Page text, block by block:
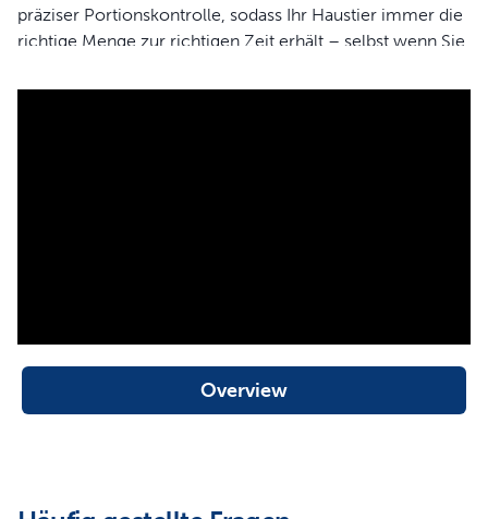
präziser Portionskontrolle, sodass Ihr Haustier immer die
richtige Menge zur richtigen Zeit erhält – selbst wenn Sie
Batteriebetrieb, sodass Ihr Haustier auch bei
Stromausfällen zuverlässig gefüttert wird.
Individuell geplante
Overview